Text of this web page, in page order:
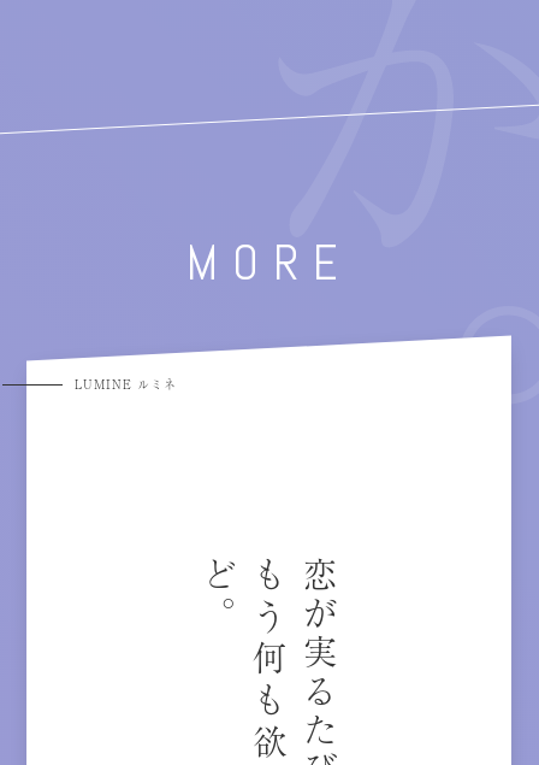
MORE
恋が実るたび、
。
LUMINE ルミネ